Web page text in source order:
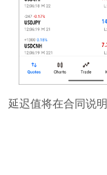
延迟值将在合同说